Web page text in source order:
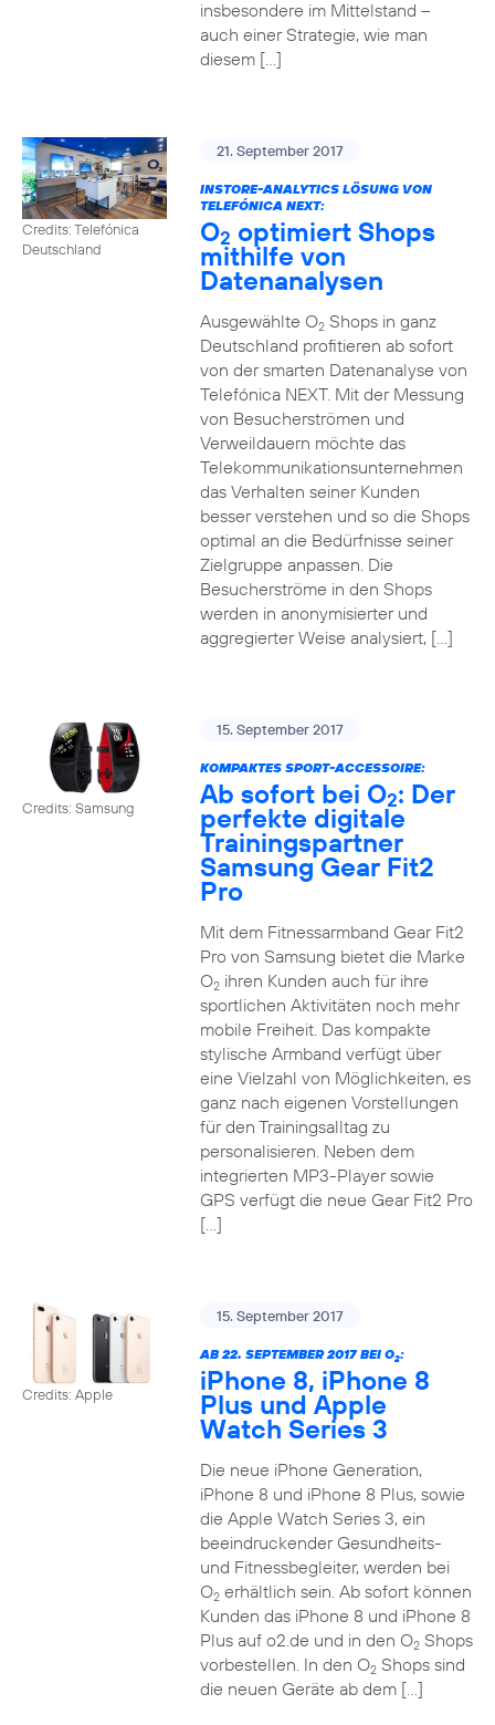
insbesondere im Mittelstand –
auch einer Strategie, wie man
diesem […]
Credits: Telefónica
Deutschland
21. September 2017
INSTORE-ANALYTICS LÖSUNG VON
TELEFÓNICA NEXT:
O2 optimiert Shops
mithilfe von
Datenanalysen
Ausgewählte O2Shops in ganz
Deutschland profitieren ab sofort
von der smarten Datenanalyse von
Telefónica NEXT. Mit der Messung
von Besucherströmen und
Verweildauern möchte das
Telekommunikationsunternehmen
das Verhalten seiner Kunden
besser verstehen und so die Shops
optimal an die Bedürfnisse seiner
Zielgruppe anpassen. Die
Besucherströme in den Shops
werden in anonymisierter und
aggregierter Weise analysiert, […]
Credits: Samsung
15. September 2017
KOMPAKTES SPORT-ACCESSOIRE:
Ab sofort bei O2: Der
perfekte digitale
Trainingspartner
Samsung Gear Fit2
Pro
Mit dem Fitnessarmband Gear Fit2
Pro von Samsung bietet die Marke
O2ihren Kunden auch für ihre
sportlichen Aktivitäten noch mehr
mobile Freiheit. Das kompakte
stylische Armband verfügt über
eine Vielzahl von Möglichkeiten, es
ganz nach eigenen Vorstellungen
für den Trainingsalltag zu
personalisieren. Neben dem
integrierten MP3-Player sowie
GPS verfügt die neue Gear Fit2 Pro
[…]
Credits: Apple
15. September 2017
AB 22. SEPTEMBER 2017 BEI O2:
iPhone 8, iPhone 8
Plus und Apple
Watch Series 3
Die neue iPhone Generation,
iPhone 8 und iPhone 8 Plus, sowie
die Apple Watch Series 3, ein
beeindruckender Gesundheits-
und Fitnessbegleiter, werden bei
O2erhältlich sein. Ab sofort können
Kunden das iPhone 8 und iPhone 8
Plus auf o2.de und in den O2Shops
vorbestellen. In den O2Shops sind
die neuen Geräte ab dem […]